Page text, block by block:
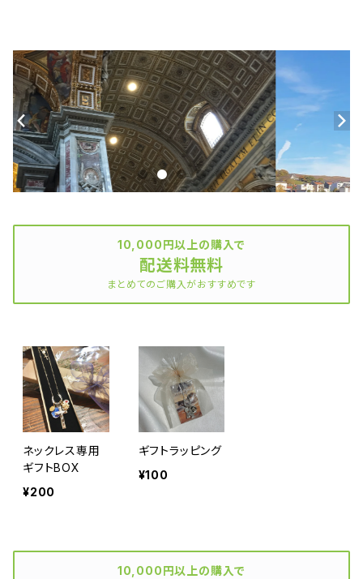
10,000円以上の購入で
配送料無料
まとめてのご購入がおすすめです
ネックレス専用
ギフトBOX
¥200
ギフトラッピング
¥100
10,000円以上の購入で